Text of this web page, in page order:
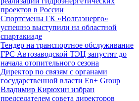
проектов в России
Спортсмены ГК «Волгаэнерго»
успешно выступили на областной
спартакиаде
Тендер на транспортное обслуживание
ГРС Автозаводской ТЭЦ запустят до
начала отопительного сезона
Директор по связям с органами
государственной власти En+ Group
Владимир Кирюхин избран
председателем совета директоров